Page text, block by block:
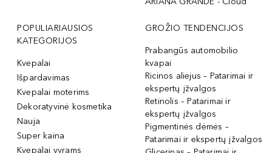
POPULIARIAUSIOS
KATEGORIJOS
Kvepalai
Išpardavimas
Kvepalai moterims
Dekoratyvinė kosmetika
Nauja
Super kaina
Kvepalai vyrams
GROŽIO TENDENCIJOS
Prabangūs automobilio
kvapai
Ricinos aliejus – Patarimai ir
ekspertų įžvalgos
Retinolis – Patarimai ir
ekspertų įžvalgos
Pigmentinės dėmės –
Patarimai ir ekspertų įžvalgos